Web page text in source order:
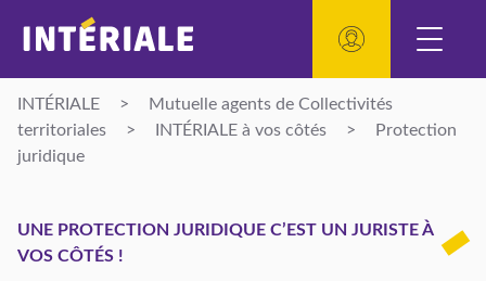
INTÉRIALE >
Mutuelle agents de Collectivités
territoriales
> INTÉRIALE à vos côtés >
Protection
juridique
UNE PROTECTION JURIDIQUE C’EST UN JURISTE À
VOS CÔTÉS !